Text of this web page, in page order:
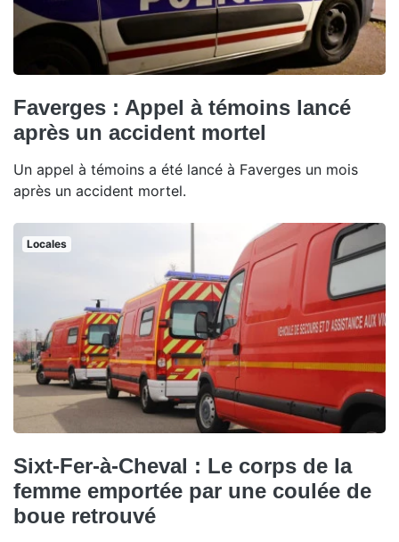
Faverges : Appel à témoins lancé
après un accident mortel
Un appel à témoins a été lancé à Faverges un mois
après un accident mortel.
Locales
Sixt-Fer-à-Cheval : Le corps de la
femme emportée par une coulée de
boue retrouvé